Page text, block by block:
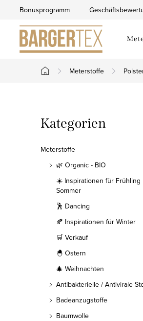
springen
Bonusprogramm
Startseite
Meterstoffe
e
i
Kategorien
überspringen
Kategorien
Meterstoffe
🌿 Organic - BIO
☀️ Inspirationen für Frühling
Sommer
🕺 Dancing
🍂 Inspirationen für Winter
🛒 Verkauf
🐣 Ostern
🎄 Weihnachten
Antibakterielle / Antivirale
Badeanzugstoffe
Baumwolle